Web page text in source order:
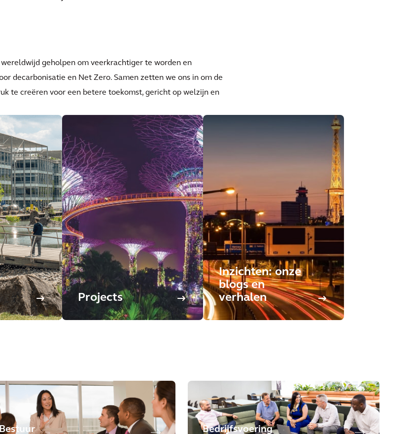
geholpen om veerkrachtiger te worden en
decarbonisatie en Net Zero. Samen zetten we ons in om de
te creëren voor een betere toekomst, gericht op welzijn en
Projects
Inzichten: onze
blogs en
verhalen
Bedrijfsvoering